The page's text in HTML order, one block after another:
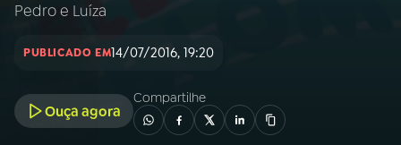
INÍCIO
A RÁDIO
Pedro e Luíza
PUBLICADO EM14/07/2016, 19:20
Ouça agora
Compartilhe